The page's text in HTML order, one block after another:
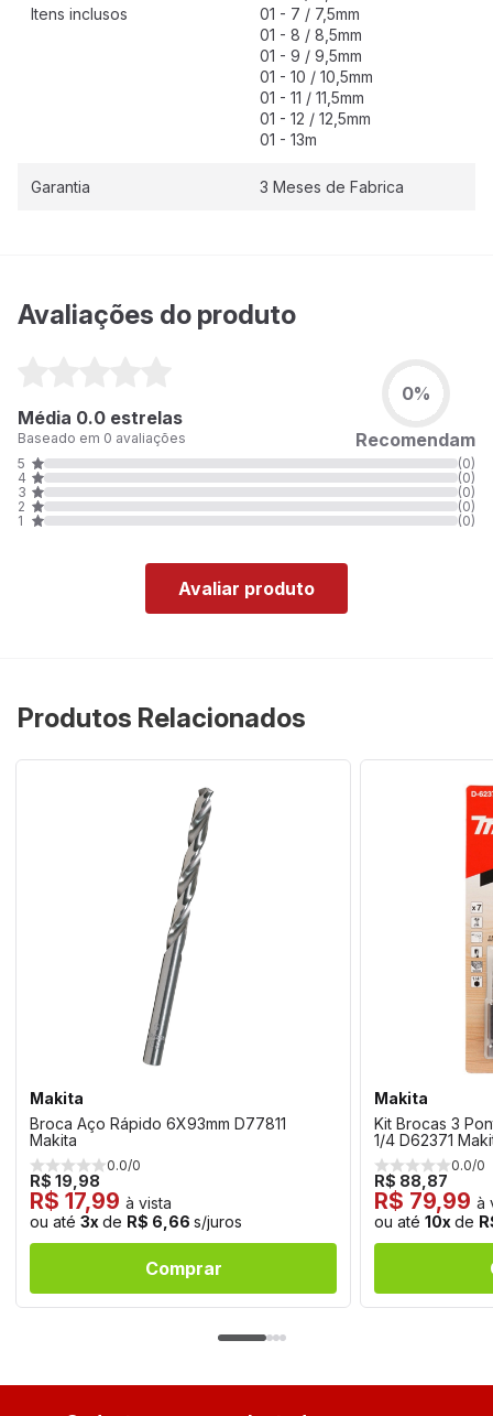
Itens inclusos
01 - 7 / 7,5mm
01 - 8 / 8,5mm
01 - 9 / 9,5mm
01 - 10 / 10,5mm
01 - 11 / 11,5mm
01 - 12 / 12,5mm
01 - 13m
Garantia 3 Meses de Fabrica
Avaliações do produto
Média 0.0 estrelas
Baseado em 0 avaliações
0%
Recomendam
5
(0)
4
(0)
3
(0)
2
(0)
1
(0)
Avaliar produto
Produtos Relacionados
Makita
Broca Aço Rápido 6X93mm D77811
Makita
0.0/0
R$ 19,98
R$ 17,99 à vista
ou até 3x de R$ 6,66 s/juros
Comprar
Makita
Kit Brocas 3
1/4 D62371
0.0/0
R$ 88,87
R$ 79,99 à
ou até 10x de